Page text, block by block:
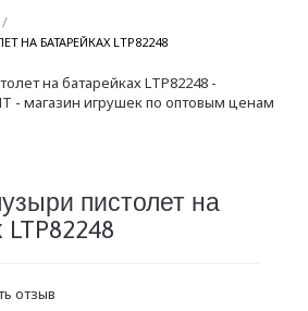
/
НА БАТАРЕЙКАХ LTP82248
пистолет на
отзыв